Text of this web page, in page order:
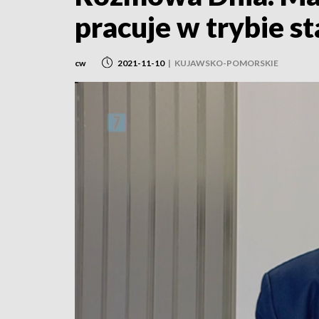
pracuje w trybie
cw 2021-11-10 | KUJAWSKO-POMORSKIE